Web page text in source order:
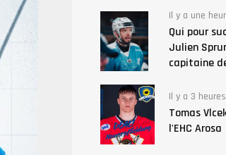
Il y a une
Qui pour
Julien
capitaine
Il y a 3 heures
Tomas
l'EHC Arosa